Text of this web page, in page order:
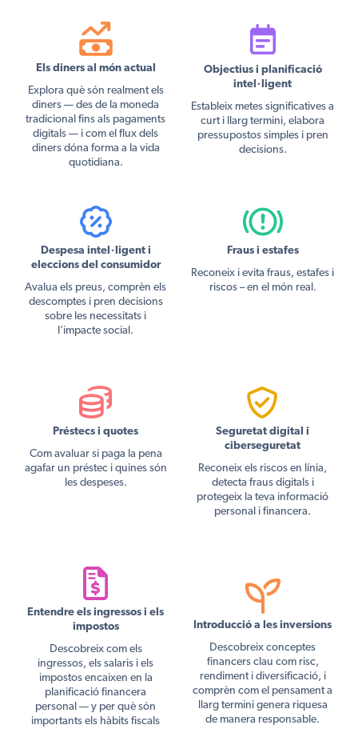
Els diners al món actual
Explora què són realment els
diners — des de la moneda
tradicional fins als pagaments
digitals — i com el flux dels
diners dóna forma a la vida
quotidiana.
Objectius i planificació
intel·ligent
Estableix metes significatives a
curt i llarg termini, elabora
pressupostos simples i pren
decisions.
Despesa intel·ligent i
eleccions del consumidor
Avalua els preus, comprèn els
descomptes i pren decisions
sobre les necessitats i
l'impacte social.
Fraus i estafes
Reconeix i evita fraus, estafes i
riscos – en el món real.
Préstecs i quotes
Com avaluar si paga la pena
agafar un préstec i quines són
les despeses.
Seguretat digital i
ciberseguretat
Reconeix els riscos en línia,
detecta fraus digitals i
protegeix la teva informació
personal i financera.
Entendre els ingressos i els
impostos
Descobreix com els
ingressos, els salaris i els
impostos encaixen en la
planificació financera
personal — y per què són
importants els hàbits fiscals
Introducció a les inversions
Descobreix conceptes
financers clau com risc,
rendiment i diversificació, i
comprèn com el pensament a
llarg termini genera riquesa
de manera responsable.